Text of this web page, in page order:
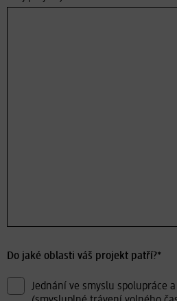
Do jaké oblasti váš projekt patří?*
Jednání ve smyslu spolupráce